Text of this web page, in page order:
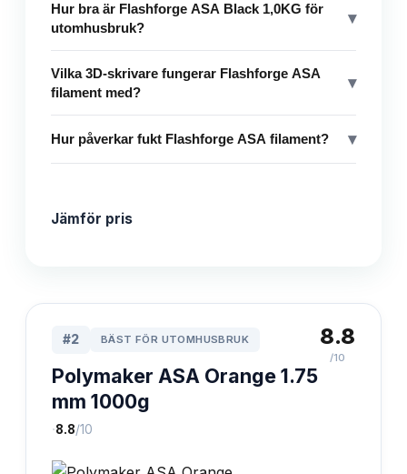
Hur bra är Flashforge ASA Black 1,0KG för
utomhusbruk?
▾
Vilka 3D-skrivare fungerar Flashforge ASA
filament med?
▾
Hur påverkar fukt Flashforge ASA filament? ▾
Jämför pris
#2 BÄST FÖR UTOMHUSBRUK
Polymaker ASA Orange 1.75
mm 1000g
·8.8/10
8.8
/10